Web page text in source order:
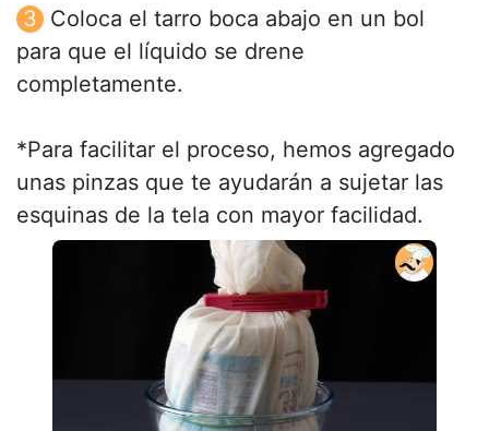
Coloca el tarro boca abajo en un bol
para que el líquido se drene
completamente.
*Para facilitar el proceso, hemos agregado
unas pinzas que te ayudarán a sujetar las
esquinas de la tela con mayor facilidad.